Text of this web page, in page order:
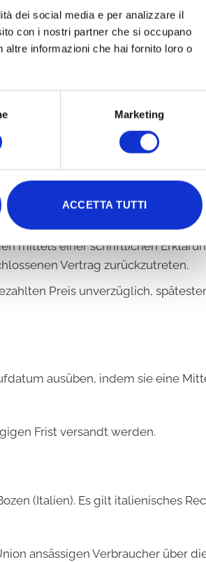
dei social media e per analizzare il
con i nostri partner che si occupano
informazioni che hai fornito loro o
Marketing
ACCETTA TUTTI
des Zahlungsauftrags an
den Zahlungsauftrag
Kosten an.
eine Frist von vierzehn Tagen zu,
mittels einer schriftlichen
Vertrag zurückzutreten.
Preis unverzüglich,
ausüben, indem sie eine
Frist versandt werden.
(Italien). Es gilt italienisches
ansässigen Verbraucher über